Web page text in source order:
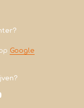
Google